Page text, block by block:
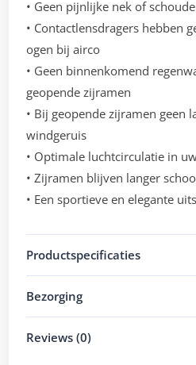
• Geen pijnlijke nek of
• Contactlensdragers hebben
ogen bij airco
• Geen binnenkomend
geopende zijramen
• Bij geopende zijramen geen
windgeruis
• Optimale luchtcirculatie in
• Zijramen blijven langer
• Een sportieve en elegante
Productspecificaties
Bezorging
Reviews (0)